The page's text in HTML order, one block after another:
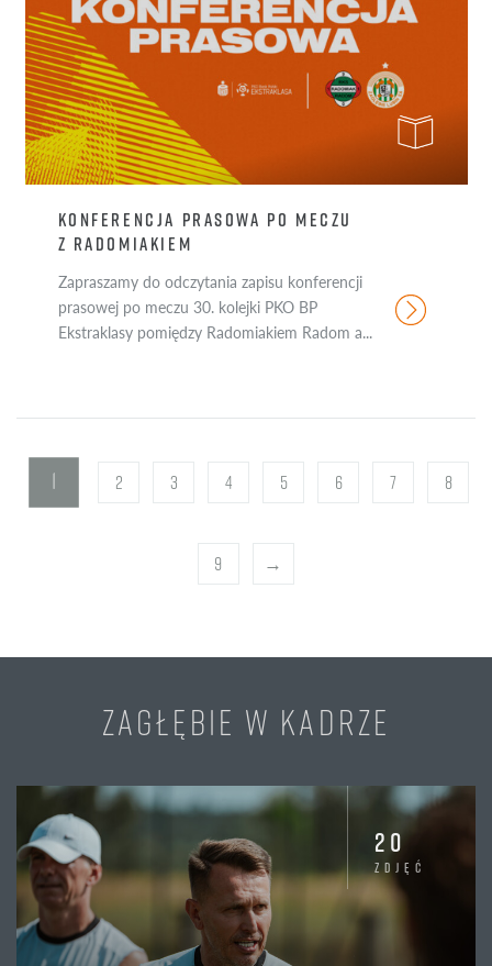
KONFERENCJA PRASOWA PO MECZU
Z RADOMIAKIEM
Zapraszamy do odczytania zapisu konferencji
prasowej po meczu 30. kolejki PKO BP
Ekstraklasy pomiędzy Radomiakiem Radom a...
1 2 3 4 5 6 7 8
9 →
ZAGŁĘBIE W KADRZE
20
zdjęć